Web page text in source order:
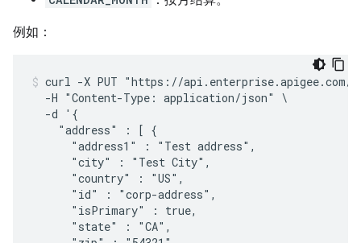
例如：
curl -X PUT "https://api.enterprise.apigee.com/
  -H "Content-Type: application/json" \
  -d '{
    "address" : [ {
      "address1" : "Test address",
      "city" : "Test City",
      "country" : "US",
      "id" : "corp-address",
      "isPrimary" : true,
      "state" : "CA",